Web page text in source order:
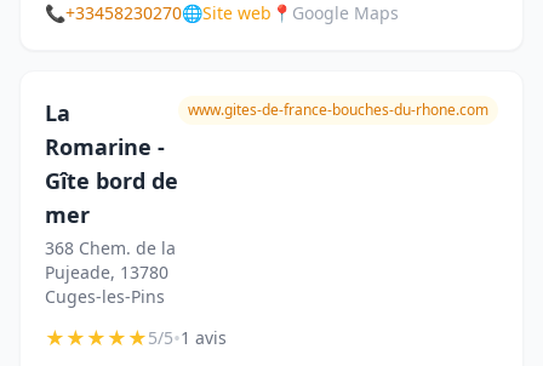
📞+33458230270🌐Site web 📍 Google Maps
La
Romarine -
Gîte bord de
mer
368 Chem. de la
Pujeade, 13780
Cuges-les-Pins
www.gites-de-france-bouches-du-rhone.com
★★★★★5/5•1 avis